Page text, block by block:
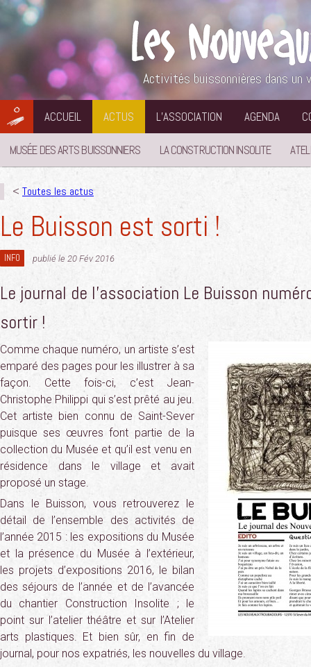
Aller
au
contenu
Activités buissonnières dans
ACCUEIL ACTUS L’ASSOCIATION AGENDA
MUSÉE DES ARTS BUISSONNIERS LA CONSTRUCTION INSOLITE
< Toutes les actus
Le Buisson est sorti !
INFO publié le 20 Fév 2016
Le journal de l’association Le Buisson
sortir !
Comme chaque numéro, un artiste s’est
emparé des pages pour les illustrer à sa
façon. Cette fois-ci, c’est Jean-
Christophe Philippi qui s’est prêté au jeu.
Cet artiste bien connu de Saint-Sever
puisque ses œuvres font partie de la
collection du Musée et qu’il est venu en
résidence dans le village et avait
proposé un stage.
Dans le Buisson, vous retrouverez le
détail de l’ensemble des activités de
l’année 2015 : les expositions du Musée
et la présence du Musée à l’extérieur,
les projets d’expositions 2016, le bilan
des séjours de l’année et de l’avancée
du chantier Construction Insolite ; le
point sur l’atelier théâtre et sur l’Atelier
arts plastiques. Et bien sûr, en fin de
journal, pour nos expatriés, les nouvelles du village.